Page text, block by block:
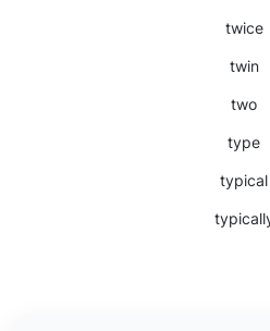
twice
twin
two
type
typical